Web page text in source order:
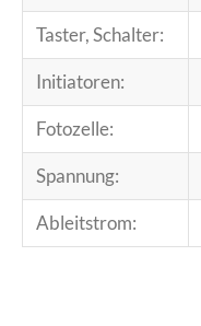
Taster, Schalter:
Initiatoren:
Fotozelle:
Spannung:
Ableitstrom: